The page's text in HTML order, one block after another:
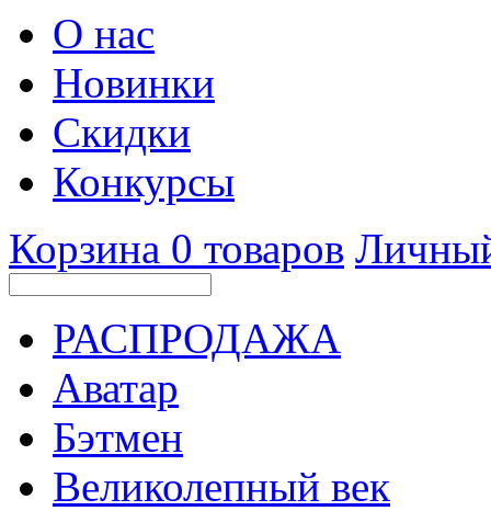
О нас
Новинки
Скидки
Конкурсы
Корзина 0 товаров
РАСПРОДАЖА
Аватар
Бэтмен
Великолепный век